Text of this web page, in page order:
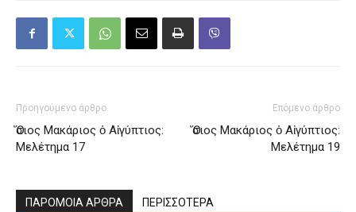
Προηγούμενο άρθρο
Ὅσιος Μακάριος ὁ Αἰγύπτιος:
Mελέτημα 17
Επόμενο άρθρο
Ὅσιος Μακάριος ὁ Αἰγύπτιος:
Mελέτημα 19
ΠΑΡΟΜΟΙΑ ΑΡΘΡΑ ΠΕΡΙΣΣΟΤΕΡΑ